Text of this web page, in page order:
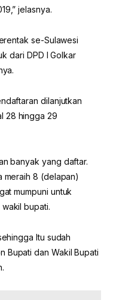
jelasnya.
se-Sulawesi
dari DPD I Golkar
dilanjutkan
28 hingga 29
banyak yang daftar.
meraih 8 (delapan)
mumpuni untuk
bupati.
Itu sudah
Bupati dan Wakil Bupati